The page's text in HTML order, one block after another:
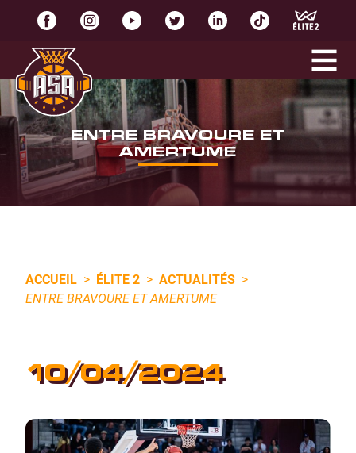
ENTRE BRAVOURE ET
AMERTUME
ACCUEIL > ÉLITE 2 > ACTUALITÉS >
ENTRE BRAVOURE ET AMERTUME
10/04/2024